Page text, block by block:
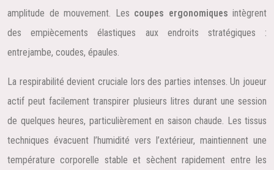
amplitude de mouvement. Les coupes ergonomiques intègrent
des empiècements élastiques aux endroits stratégiques :
entrejambe, coudes, épaules.
La respirabilité devient cruciale lors des parties intenses. Un joueur
actif peut facilement transpirer plusieurs litres durant une session
de quelques heures, particulièrement en saison chaude. Les tissus
techniques évacuent l’humidité vers l’extérieur, maintiennent une
température corporelle stable et sèchent rapidement entre les